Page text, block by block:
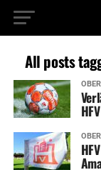
All posts
HFV